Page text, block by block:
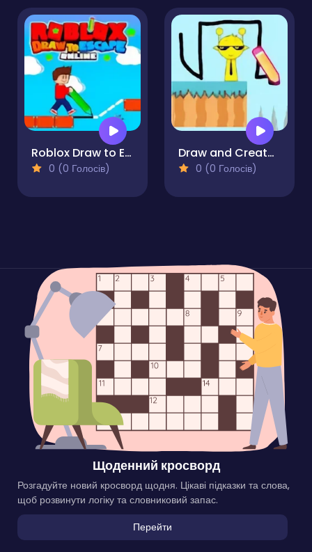
Roblox Draw to Escape
0 (0 Голосів)
Draw and Create Sprunki Road
0 (0 Голосів)
Щоденний кросворд
Розгадуйте новий кросворд щодня. Цікаві підказки та слова,
щоб розвинути логіку та словниковий запас.
Перейти